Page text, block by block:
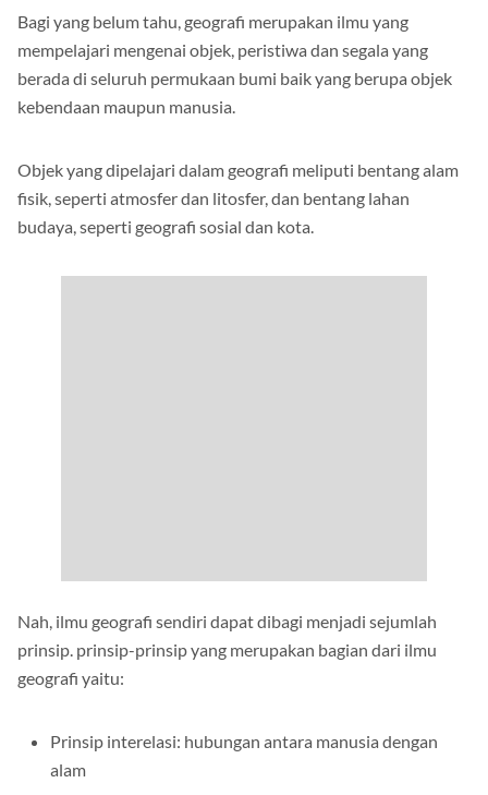
Bagi yang belum tahu, geografi merupakan ilmu yang
mempelajari mengenai objek, peristiwa dan segala yang
berada di seluruh permukaan bumi baik yang berupa objek
kebendaan maupun manusia.
Objek yang dipelajari dalam geografi meliputi bentang alam
fisik, seperti atmosfer dan litosfer, dan bentang lahan
budaya, seperti geografi sosial dan kota.
Nah, ilmu geografi sendiri dapat dibagi menjadi sejumlah
prinsip. prinsip-prinsip yang merupakan bagian dari ilmu
geografi yaitu:
Prinsip interelasi: hubungan antara manusia dengan
alam